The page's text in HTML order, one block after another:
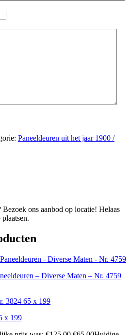
Paneeldeuren uit het jaar 1900 /
ons aanbod op locatie! Helaas
– Diverse Maten – Nr. 4759
x 199